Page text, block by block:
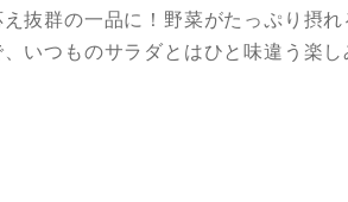
抜群の一品に！野菜がたっぷり摂
いつものサラダとはひと味違う楽し